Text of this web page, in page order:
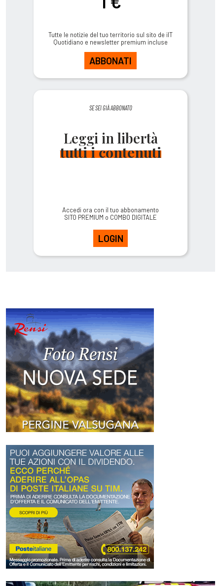
Tutte le notizie del tuo territorio sul sito de ilT
Quotidiano e newsletter premium incluse
ABBONATI
SE SEI GIÀ ABBONATO
Leggi in libertà
tutti i contenuti
Accedi ora con il tuo abbonamento
SITO PREMIUM o COMBO DIGITALE
LOGIN